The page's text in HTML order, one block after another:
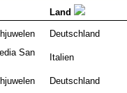
Land
Deutschland
San
Italien
Deutschland